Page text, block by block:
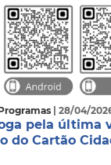
| 28/04/
pela última
do Cartão